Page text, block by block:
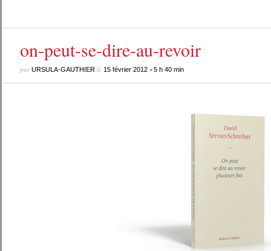
on-peut-se-dire-au-revoir
parURSULA-GAUTHIERle 15 février 2012•5 h 40 min